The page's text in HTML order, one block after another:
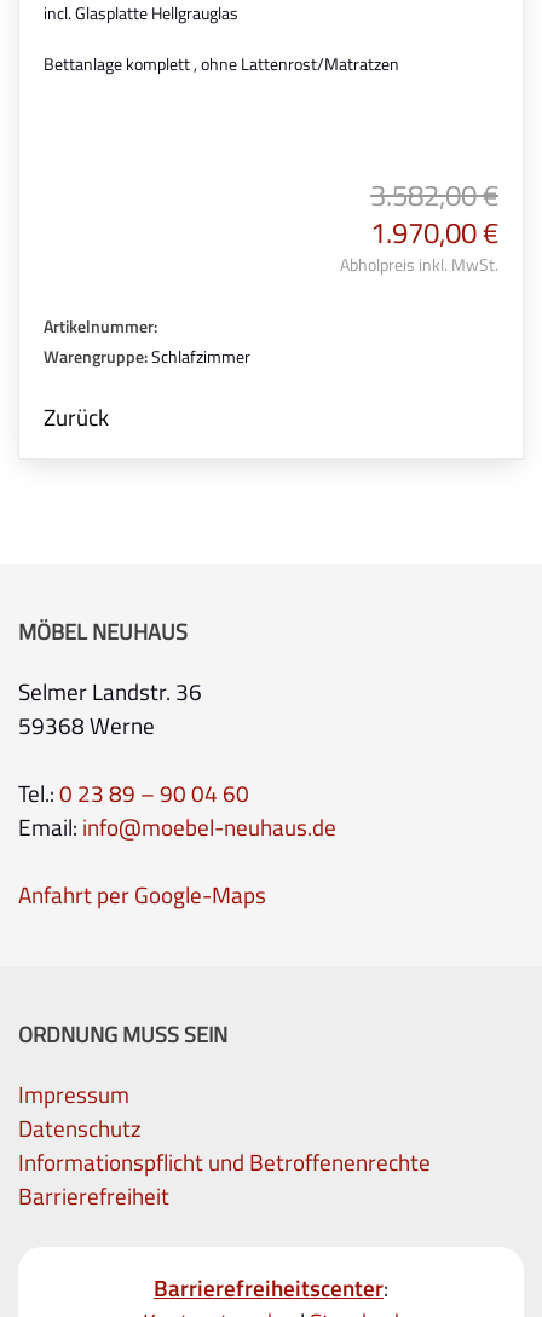
incl. Glasplatte Hellgrauglas
Bettanlage komplett , ohne Lattenrost/Matratzen
3.582,00 €
1.970,00 €
Abholpreis inkl. MwSt.
Artikelnummer:
Warengruppe:Schlafzimmer
Zurück
MÖBEL NEUHAUS
Selmer Landstr. 36
59368 Werne
Tel.:0 23 89 – 90 04 60
Email: info@moebel-neuhaus.de
Anfahrt per Google-Maps
ORDNUNG MUSS SEIN
Impressum
Datenschutz
Informationspflicht und Betroffenenrechte
Barrierefreiheit
Barrierefreiheitscenter: